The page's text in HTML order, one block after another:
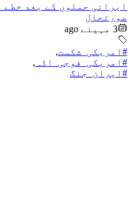
ایرانی حملوں کے بعد
صورتحال
3 مہینے ago
#امریکی_شکست,
#امریکی_فوجی_اڈہ ,
#ایران_جنگ